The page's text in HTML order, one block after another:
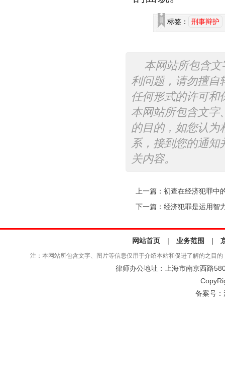
标签： 刑事辩护
本网站所包含
利问题，请勿擅自
任何形式的许可和
本网站所包含文字
的目的，如您认为
系，接到您的通知
关内容。
上一篇： 初查在经济犯罪中
下一篇： 经济犯罪是运用智
网站首页 | 业务范围 |
注：本网站所包含文字、图片等信息仅用于介绍本站和促进了解的之目
律师办公地址：上海市南京西路
备案号：